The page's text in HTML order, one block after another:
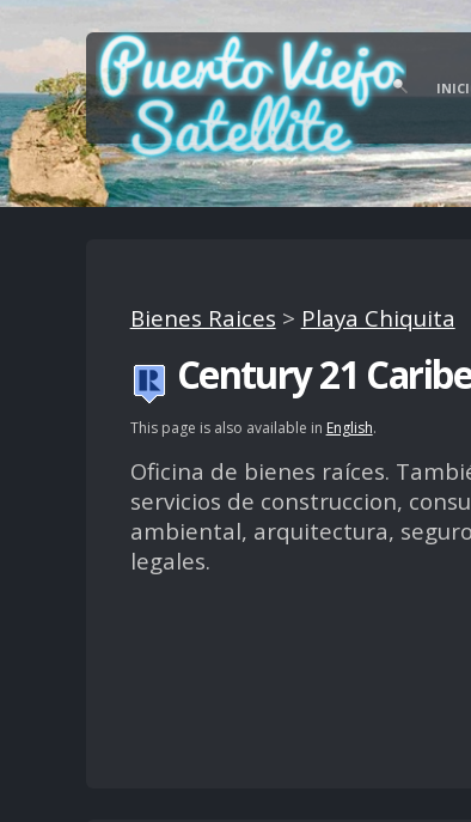
Bienes Raices > Playa Chiquita
Century 21
This page is also available in English.
Oficina de bienes raíces.
servicios de construccion,
ambiental, arquitectura,
legales.